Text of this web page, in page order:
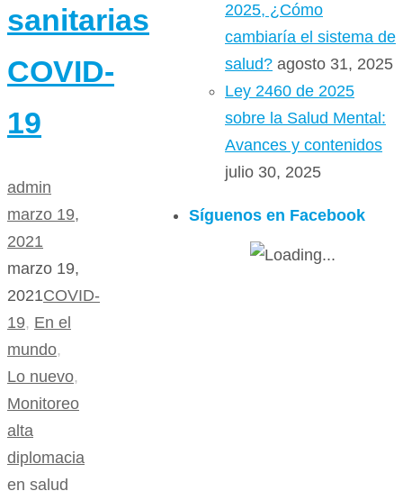
sanitarias
COVID-
19
admin
marzo 19,
2021
marzo 19,
2021COVID-
19, En el
mundo,
Lo nuevo,
Monitoreo
alta
diplomacia
en salud
2025, ¿Cómo
cambiaría el sistema de
salud? agosto 31, 2025
Ley 2460 de 2025
sobre la Salud Mental:
Avances y contenidos
julio 30, 2025
Síguenos en Facebook